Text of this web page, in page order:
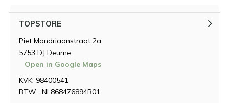
TOPSTORE
Piet Mondriaanstraat 2a
5753 DJ Deurne
Open in Google Maps
KVK: 98400541
BTW : NL868476894B01